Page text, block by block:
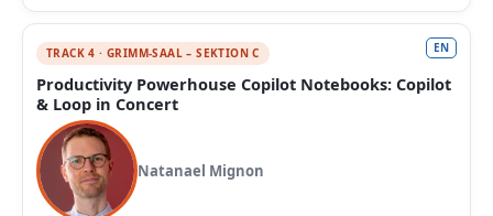
TRACK 4 · GRIMM-SAAL – SEKTION C EN
Productivity Powerhouse Copilot Notebooks: Copilot
& Loop in Concert
Natanael Mignon